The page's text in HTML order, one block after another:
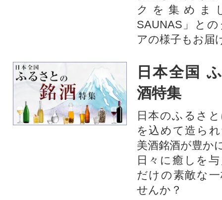
クを集めま
SAUNAS」と
アの様子もお届
日本全国
酒特集
日本のふるさ
を込めて造ら
美酒銘酒が豊か
日々に癒しを
だけの素敵な
せんか？